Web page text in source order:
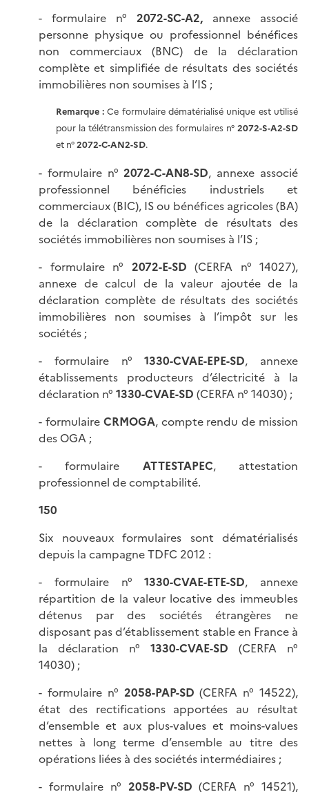
- formulaire n° 2072-SC-A2, annexe associé
personne physique ou professionnel bénéfices
non commerciaux (BNC) de la déclaration
complète et simplifiée de résultats des sociétés
immobilières non soumises à l’IS ;
Remarque :Ce formulaire dématérialisé unique est utilisé
pour la télétransmission des formulaires n° 2072-S-A2-SD
et n°2072-C-AN2-SD.
- formulaire n°2072-C-AN8-SD, annexe associé
professionnel bénéficies industriels et
commerciaux (BIC), IS ou bénéfices agricoles (BA)
de la déclaration complète de résultats des
sociétés immobilières non soumises à l’IS ;
- formulaire n° 2072-E-SD (CERFA n° 14027),
annexe de calcul de la valeur ajoutée de la
déclaration complète de résultats des sociétés
immobilières non soumises à l’impôt sur les
sociétés ;
- formulaire n° 1330-CVAE-EPE-SD, annexe
établissements producteurs d’électricité à la
déclaration n° 1330-CVAE-SD (CERFA n° 14030) ;
- formulaire CRMOGA, compte rendu de mission
des OGA ;
- formulaire ATTESTAPEC, attestation
professionnel de comptabilité.
150
Six nouveaux formulaires sont dématérialisés
depuis la campagne TDFC 2012 :
- formulaire n°1330-CVAE-ETE-SD, annexe
répartition de la valeur locative des immeubles
détenus par des sociétés étrangères ne
disposant pas d’établissement stable en France à
la déclaration n° 1330-CVAE-SD (CERFA n°
14030) ;
- formulaire n° 2058-PAP-SD (CERFA n° 14522),
état des rectifications apportées au résultat
d’ensemble et aux plus-values et moins-values
nettes à long terme d’ensemble au titre des
opérations liées à des sociétés intermédiaires ;
- formulaire n° 2058-PV-SD (CERFA n° 14521),